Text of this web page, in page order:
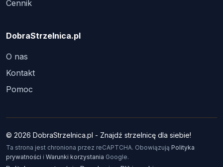
Cennik
DobraStrzelnica.pl
O nas
Kontakt
Pomoc
© 2026 DobraStrzelnica.pl - Znajdź strzelnicę dla siebie!
Ta strona jest chroniona przez reCAPTCHA. Obowiązują Polityka
prywatności i Warunki korzystania Google.